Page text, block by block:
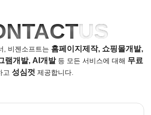
US
, 비젠소프트는 홈페이지제작, 쇼핑몰개발,
램개발, AI개발등 모든 서비스에 대해 무료
고 성심껏 제공합니다.